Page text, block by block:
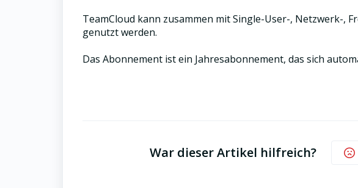
TeamCloud kann zusammen mit Single-User-, Netzwerk-,
genutzt werden.
Das Abonnement ist ein Jahresabonnement, das sich
War dieser Artikel hilfreich?